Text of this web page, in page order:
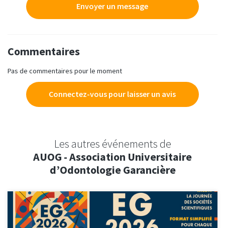
Envoyer un message
Commentaires
Pas de commentaires pour le moment
Connectez-vous pour laisser un avis
Les autres événements de
AUOG - Association Universitaire
d’Odontologie Garancière